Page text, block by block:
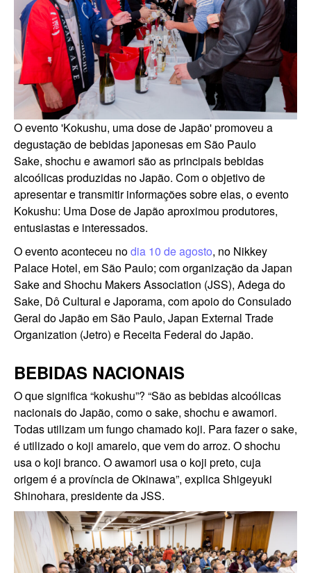
O evento 'Kokushu, uma dose de Japão' promoveu a
degustação de bebidas japonesas em São Paulo
Sake, shochu e awamori são as principais bebidas
alcoólicas produzidas no Japão. Com o objetivo de
apresentar e transmitir informações sobre elas, o evento
Kokushu: Uma Dose de Japão aproximou produtores,
entusiastas e interessados.
O evento aconteceu nodia 10 de agosto, no Nikkey
Palace Hotel, em São Paulo; com organização da Japan
Sake and Shochu Makers Association (JSS), Adega do
Sake, Dô Cultural e Japorama, com apoio do Consulado
Geral do Japão em São Paulo, Japan External Trade
Organization (Jetro) e Receita Federal do Japão.
BEBIDAS NACIONAIS
O que significa “kokushu”? “São as bebidas alcoólicas
nacionais do Japão, como o sake, shochu e awamori.
Todas utilizam um fungo chamado koji. Para fazer o sake,
é utilizado o koji amarelo, que vem do arroz. O shochu
usa o koji branco. O awamori usa o koji preto, cuja
origem é a província de Okinawa”, explica Shigeyuki
Shinohara, presidente da JSS.